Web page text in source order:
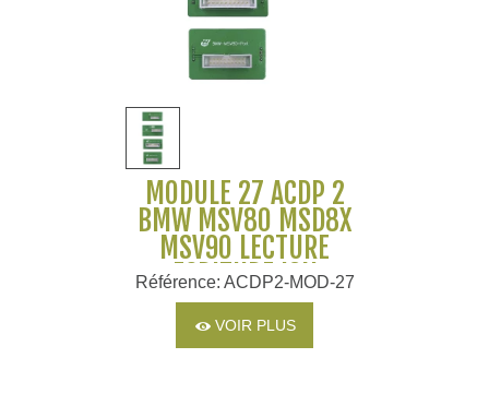
MODULE 27 ACDP 2
BMW MSV80 MSD8X
MSV90 LECTURE
ECRITURE ISN
CLONAGE - YANHUA
Référence: ACDP2-MOD-27
VOIR PLUS